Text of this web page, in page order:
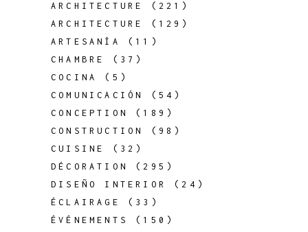
ARCHITECTURE
(221)
ARCHITECTURE
(129)
ARTESANÍA
(11)
CHAMBRE
(37)
COCINA
(5)
COMUNICACIÓN
(54)
CONCEPTION
(189)
CONSTRUCTION
(98)
CUISINE
(32)
DÉCORATION
(295)
DISEÑO INTERIOR
(24)
ÉCLAIRAGE
(33)
ÉVÉNEMENTS
(150)